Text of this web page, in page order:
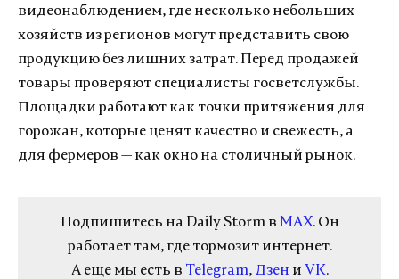
видеонаблюдением, где несколько небольших
хозяйств из регионов могут представить свою
продукцию без лишних затрат. Перед продажей
товары проверяют специалисты госветслужбы.
Площадки работают как точки притяжения для
горожан, которые ценят качество и свежесть, а
для фермеров — как окно на столичный рынок.
Подпишитесь на Daily Storm в MAX. Он
работает там, где тормозит интернет.
А еще мы есть в Telegram, Дзен и VK.